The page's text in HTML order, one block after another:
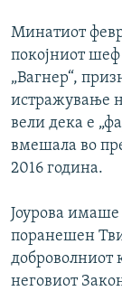
Минатиот
покојниот шеф
„Вагнер“,
истражување
вели дека е
вмешала во
2016 година.
Јоурова
поранешен
доброволниот
неговиот